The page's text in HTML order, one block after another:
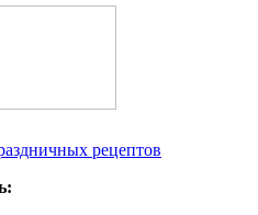
рецептов